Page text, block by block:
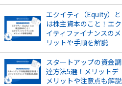
は？メリット・デメリットを
紹介
ストックオプションとは？仕組
みや種類、導入する手順・手続
きを紹介
もっとみる
エクイティ（Equity）と
は株主資本のこと！エク
イティファイナンスのメ
リットや手順を解説
スタートアップの資金調
達方法5選！メリットデ
メリットや注意点も解説